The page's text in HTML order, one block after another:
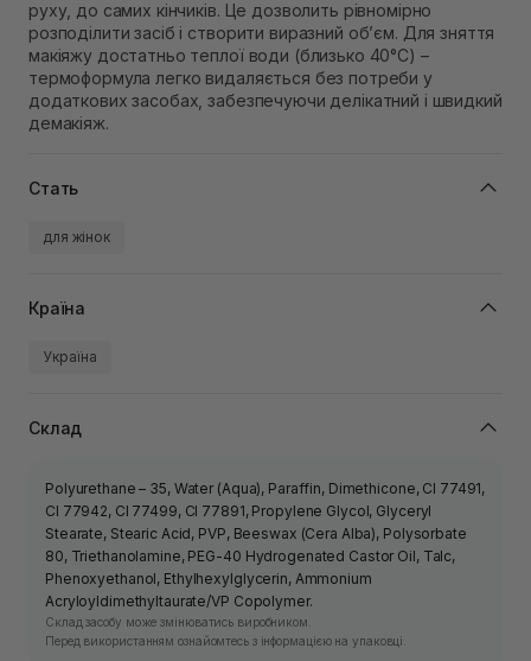
руху, до самих кінчиків. Це дозволить рівномірно
розподілити засіб і створити виразний об’єм. Для зняття
макіяжу достатньо теплої води (близько 40°C) –
термоформула легко видаляється без потреби у
додаткових засобах, забезпечуючи делікатний і швидкий
демакіяж.
Стать
для жінок
Країна
Україна
Склад
Polyurethane – 35, Water (Aqua), Paraffin, Dimethicone, CI 77491,
CI 77942, CI 77499, CI 77891, Propylene Glycol, Glyceryl
Stearate, Stearic Acid, PVP, Beeswax (Cera Alba), Polysorbate
80, Triethanolamine, PEG-40 Hydrogenated Castor Oil, Talc,
Phenoxyethanol, Ethylhexylglycerin, Ammonium
Acryloyldimethyltaurate/VP Copolymer.
Склад засобу може змінюватись виробником.
Перед використанням ознайомтесь з інформацією на упаковці.